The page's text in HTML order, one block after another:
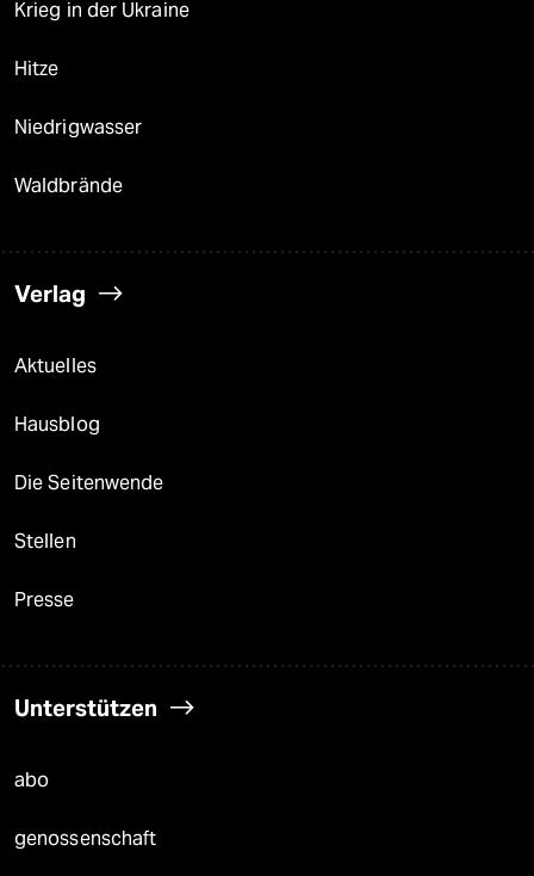
Krieg in der Ukraine
Hitze
Niedrigwasser
Waldbrände
Verlag
Aktuelles
Hausblog
Die Seitenwende
Stellen
Presse
Unterstützen
abo
genossenschaft